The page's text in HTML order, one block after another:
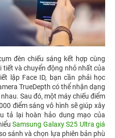
đèn chiếu sáng kết hợp cùng
tiết và chuyển động nhỏ nhất của
lập Face ID, bạn cần phải học
TrueDepth có thể nhận dạng
Sau đó, một máy chiếu điểm
điểm sáng vô hình sẽ giúp xây
tả lại hoàn hảo dung mạo của
Samsung Galaxy S25 Ultra giá
sánh và chọn lựa phiên bản phù